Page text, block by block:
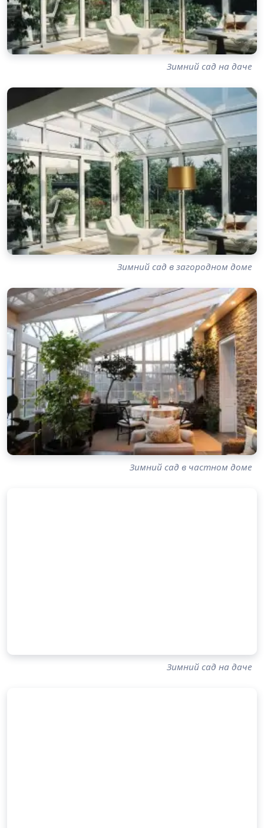
Зимний сад на даче
Зимний сад в загородном доме
Зимний сад в частном доме
Зимний сад на даче